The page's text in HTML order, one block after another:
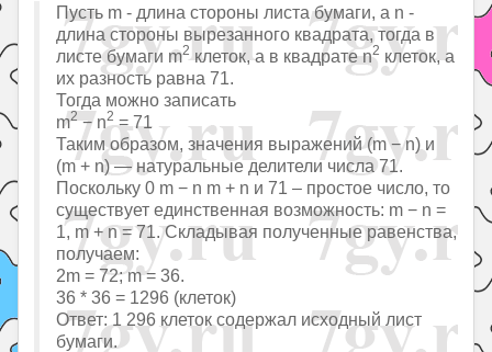
Пусть m - длина стороны листа бумаги, а n -
длина стороны вырезанного квадрата, тогда в
листе бумаги m2клеток, а в квадрате n2 клеток, а
их разность равна 71.
Тогда можно записать
m2− n2= 71
Таким образом, значения выражений (m − n) и
(m + n) — натуральные делители числа 71.
Поскольку 0 m − n m + n и 71 – простое число, то
существует единственная возможность: m − n =
1, m + n = 71. Складывая полученные равенства,
получаем:
2m = 72; m = 36.
36 * 36 = 1296 (клеток)
Ответ: 1 296 клеток содержал исходный лист
бумаги.